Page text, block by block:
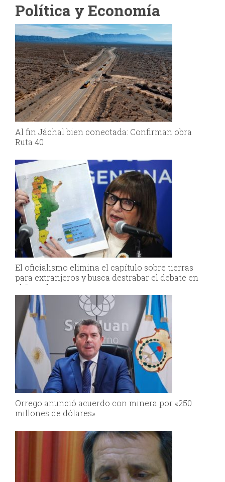
Política y Economía
Al fin Jáchal bien conectada: Confirman obra
Ruta 40
El oficialismo elimina el capítulo sobre tierras
para extranjeros y busca destrabar el debate en
el Senado
Orrego anunció acuerdo con minera por «250
millones de dólares»